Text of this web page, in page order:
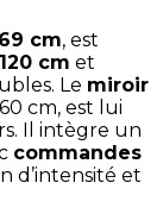
69 cm, est
cm et
Le miroir
cm, est lui
Il intègre un
commandes
d’intensité et